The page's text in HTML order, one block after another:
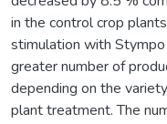
in the control crop
stimulation with
greater number of
depending on the
plant treatment. The